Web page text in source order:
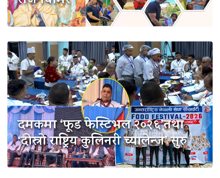
दमकमा ‘फूड फेस्टिभल २०२६’तथा
‘दोस्रो राष्ट्रिय कुलिनरी च्यालेन्ज’ सुरु